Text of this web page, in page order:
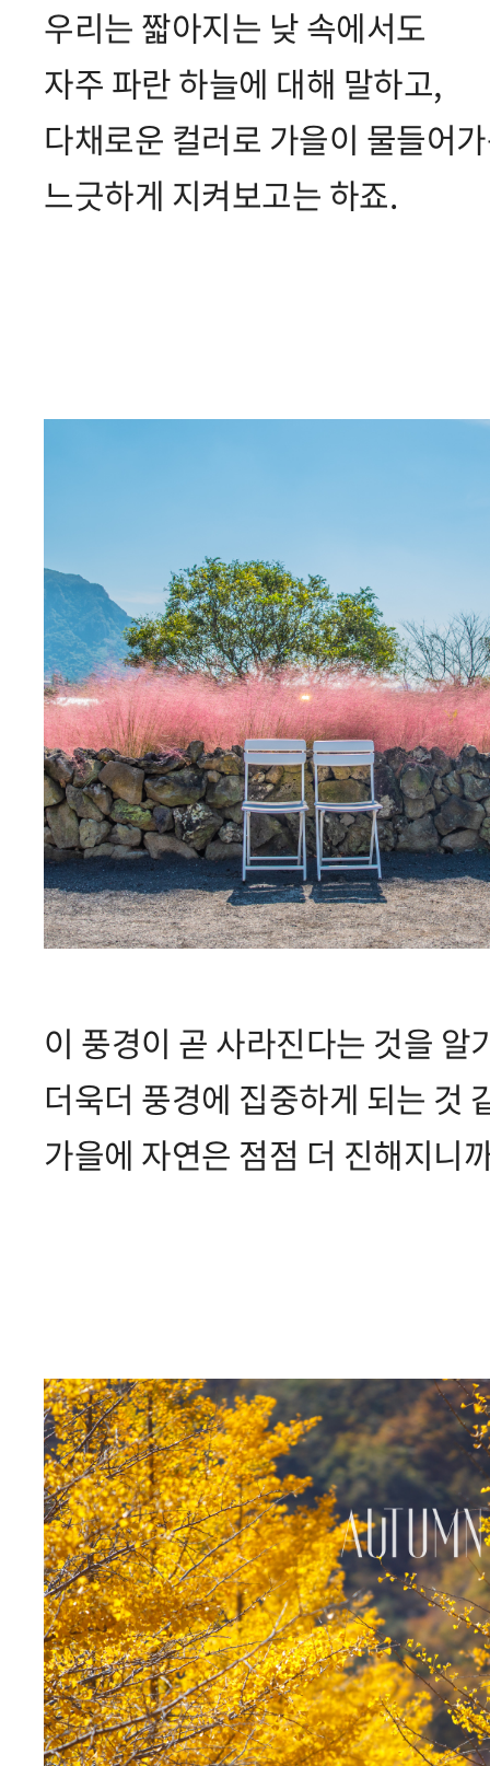
우리는 짧아지는 낮 속에서도
자주 파란 하늘에 대해 말하고,
다채로운 컬러로 가을이 물들어
느긋하게 지켜보고는 하죠.
이 풍경이 곧 사라진다는 것을 알
더욱더 풍경에 집중하게 되는 것
가을에 자연은 점점 더 진해지니